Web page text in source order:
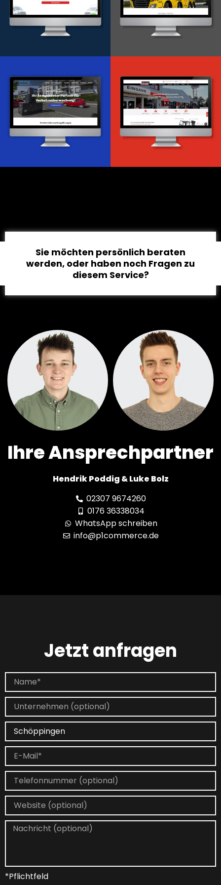
WordPress Entwicklung
Webdesign & -entwicklung
Sie möchten persönlich beraten
werden, oder haben noch Fragen zu
diesem Service?
Ihre Ansprechpartner
Hendrik Poddig & Luke Bolz
02307 9674260
0176 36338034
WhatsApp schreiben
info@p1commerce.de
Jetzt anfragen
*Pflichtfeld